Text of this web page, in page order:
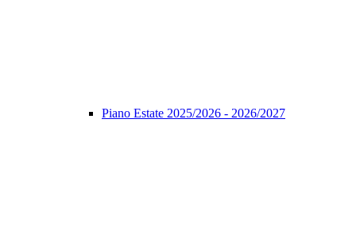
Piano Estate 2025/2026 - 2026/2027